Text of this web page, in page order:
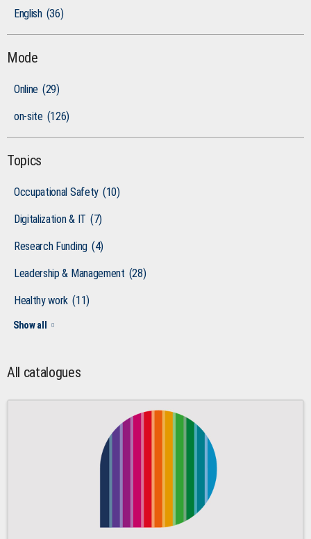
English (36)
Mode
Online (29)
on-site (126)
Topics
Occupational Safety (10)
Digitalization & IT (7)
Research Funding (4)
Leadership & Management (28)
Healthy work (11)
Show all
All catalogues